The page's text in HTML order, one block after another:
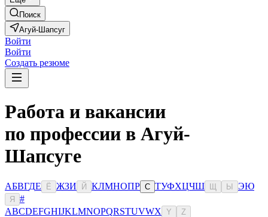
Поиск
Агуй-Шапсуг
Войти
Войти
Создать резюме
Работа и вакансии
по профессии в Агуй-
Шапсуге
АБВГДЕ Ё ЖЗИ Й КЛМНОПР С ТУФХЦЧШ Ы ЭЮ
Я
#
ABCDEFGHIJKLMNOPQRSTUVWX Y Z